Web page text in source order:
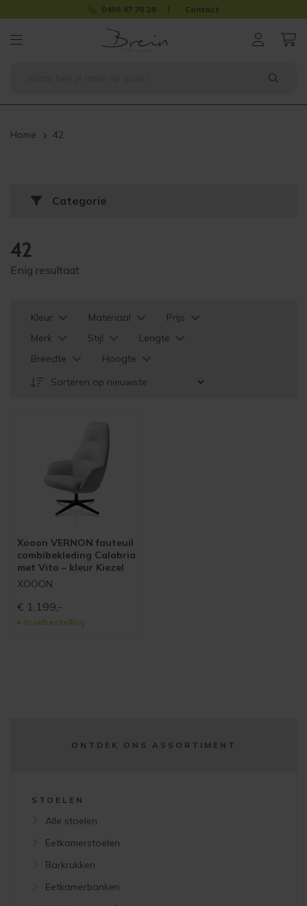
0499 47 70 28 Contact
Home 42
Categorie
42
Enig resultaat
Kleur Materiaal
Prijs
Merk
Stijl
Lengte
Breedte
Hoogte
Xooon VERNON fauteuil
combibekleding Calabria
met Vito – kleur Kiezel
XOOON
€ 1.199,-
In nabestelling
ONTDEK ONS ASSORTIMENT
STOELEN
Alle stoelen
Eetkamerstoelen
Barkrukken
Eetkamerbanken